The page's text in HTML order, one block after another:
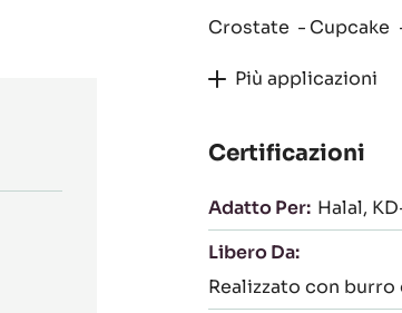
Crostate
Cupcake
Più applicazioni
Certificazioni
Adatto Per: Halal
Libero Da:
Realizzato con burro